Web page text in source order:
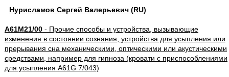
Нурисламов Сергей Валерьевич (RU)
A61M21/00- Прочие способы и устройства, вызывающие
изменения в состоянии сознания; устройства для усыпления или
прерывания сна механическими, оптическими или акустическими
средствами, например для гипноза (кровати с приспособлениями
для усыпления A61G 7/043)